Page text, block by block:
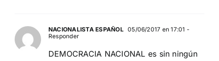
NACIONALISTA ESPAÑOL 05/06/2017 en 17:01 -
Responder
DEMOCRACIA NACIONAL es sin ningún